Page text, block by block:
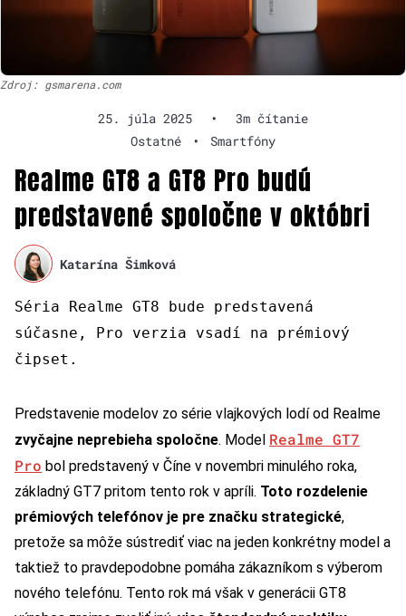
Zdroj: gsmarena.com
25. júla 2025 •
3m čítanie
Ostatné
• Smartfóny
Realme GT8 a GT8 Pro budú
predstavené spoločne v októbri
Katarína Šimková
Séria Realme GT8 bude predstavená
súčasne, Pro verzia vsadí na prémiový
čipset.
Predstavenie modelov zo série vlajkových lodí od Realme
zvyčajne neprebieha spoločne. Model Realme GT7
Pro bol predstavený v Číne v novembri minulého roka,
základný GT7 pritom tento rok v apríli. Toto rozdelenie
prémiových telefónov je pre značku strategické,
pretože sa môže sústrediť viac na jeden konkrétny model a
taktiež to pravdepodobne pomáha zákazníkom s výberom
nového telefónu. Tento rok má však v generácii GT8